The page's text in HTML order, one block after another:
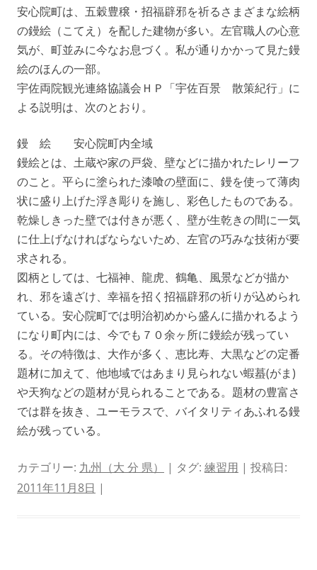
安心院町は、五穀豊穣・招福辟邪を祈るさまざまな絵柄
の鏝絵（こてえ）を配した建物が多い。左官職人の心意
気が、町並みに今なお息づく。私が通りかかって見た鏝
絵のほんの一部。
宇佐両院観光連絡協議会ＨＰ「宇佐百景 散策紀行」に
よる説明は、次のとおり。
鏝 絵 安心院町内全域
鏝絵とは、土蔵や家の戸袋、壁などに描かれたレリーフ
のこと。平らに塗られた漆喰の壁面に、鏝を使って薄肉
状に盛り上げた浮き彫りを施し、彩色したものである。
乾燥しきった壁では付きが悪く、壁が生乾きの間に一気
に仕上げなければならないため、左官の巧みな技術が要
求される。
図柄としては、七福神、龍虎、鶴亀、風景などが描か
れ、邪を遠ざけ、幸福を招く招福辟邪の祈りが込められ
ている。安心院町では明治初めから盛んに描かれるよう
になり町内には、今でも７０余ヶ所に鏝絵が残ってい
る。その特徴は、大作が多く、恵比寿、大黒などの定番
題材に加えて、他地域ではあまり見られない蝦蟇(がま)
や天狗などの題材が見られることである。題材の豊富さ
では群を抜き、ユーモラスで、バイタリティあふれる鏝
絵が残っている。
カテゴリー: 九州（大 分 県） | タグ: 練習用 | 投稿日:
2011年11月8日 |